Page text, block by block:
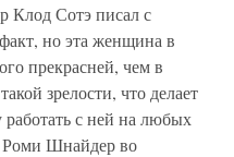
Клод Сотэ писал с
но эта женщина в
прекрасней, чем в
зрелости, что делает
работать с ней на любых
Роми Шнайдер во